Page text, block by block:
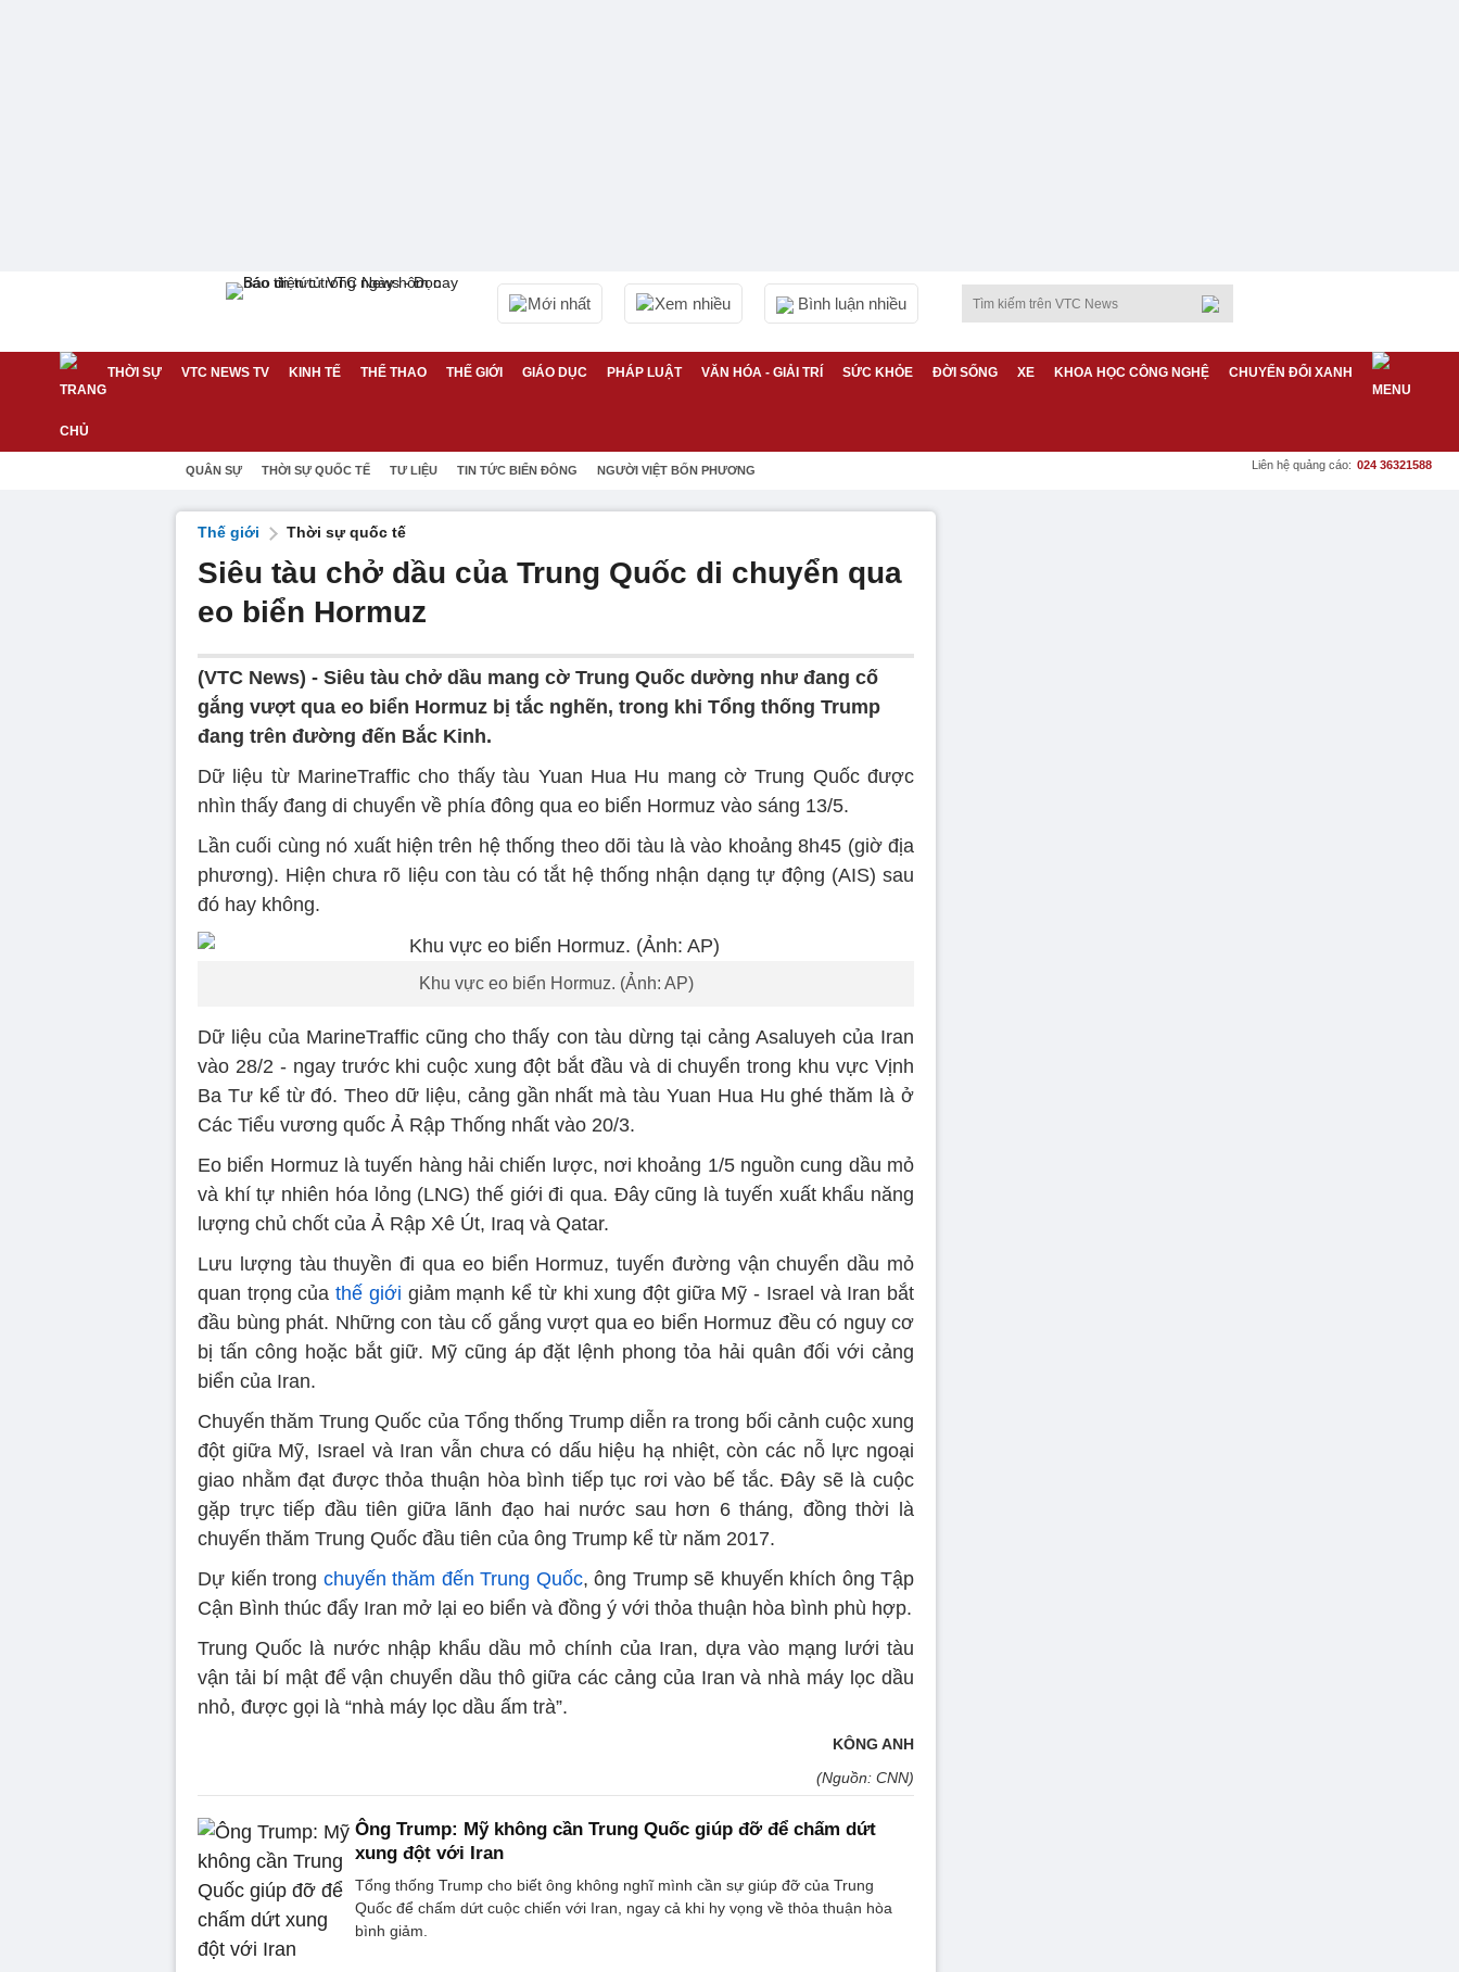
Mới nhất Xem nhiều Bình luận nhiều
THỜI SỰ VTC NEWS TV KINH TẾ THỂ THAO THẾ GIỚI GIÁO DỤC PHÁP LUẬT VĂN HÓA - GIẢI TRÍ SỨC KHỎE ĐỜI SỐNG XE KHOA HỌC CÔNG NGHỆ CHUYỂN ĐỔI XANH
QUÂN SỰ THỜI SỰ QUỐC TẾ TƯ LIỆU TIN TỨC BIỂN ĐÔNG NGƯỜI VIỆT BỐN PHƯƠNG Liên hệ quảng cáo: 024 36321588
Thế giới Thời sự quốc tế
Siêu tàu chở dầu của Trung Quốc di chuyển qua
eo biển Hormuz
(VTC News) - Siêu tàu chở dầu mang cờ Trung Quốc dường như đang cố
gắng vượt qua eo biển Hormuz bị tắc nghẽn, trong khi Tổng thống Trump
đang trên đường đến Bắc Kinh.
Dữ liệu từ MarineTraffic cho thấy tàu Yuan Hua Hu mang cờ Trung Quốc được
nhìn thấy đang di chuyển về phía đông qua eo biển Hormuz vào sáng 13/5.
Lần cuối cùng nó xuất hiện trên hệ thống theo dõi tàu là vào khoảng 8h45 (giờ địa
phương). Hiện chưa rõ liệu con tàu có tắt hệ thống nhận dạng tự động (AIS) sau
đó hay không.
Khu vực eo biển Hormuz. (Ảnh: AP)
Dữ liệu của MarineTraffic cũng cho thấy con tàu dừng tại cảng Asaluyeh của Iran
vào 28/2 - ngay trước khi cuộc xung đột bắt đầu và di chuyển trong khu vực Vịnh
Ba Tư kể từ đó. Theo dữ liệu, cảng gần nhất mà tàu Yuan Hua Hu ghé thăm là ở
Các Tiểu vương quốc Ả Rập Thống nhất vào 20/3.
Eo biển Hormuz là tuyến hàng hải chiến lược, nơi khoảng 1/5 nguồn cung dầu mỏ
và khí tự nhiên hóa lỏng (LNG) thế giới đi qua. Đây cũng là tuyến xuất khẩu năng
lượng chủ chốt của Ả Rập Xê Út, Iraq và Qatar.
Lưu lượng tàu thuyền đi qua eo biển Hormuz, tuyến đường vận chuyển dầu mỏ
quan trọng củathế giới giảm mạnh kể từ khi xung đột giữa Mỹ - Israel và Iran bắt
đầu bùng phát. Những con tàu cố gắng vượt qua eo biển Hormuz đều có nguy cơ
bị tấn công hoặc bắt giữ. Mỹ cũng áp đặt lệnh phong tỏa hải quân đối với cảng
biển của Iran.
Chuyến thăm Trung Quốc của Tổng thống Trump diễn ra trong bối cảnh cuộc xung
đột giữa Mỹ, Israel và Iran vẫn chưa có dấu hiệu hạ nhiệt, còn các nỗ lực ngoại
giao nhằm đạt được thỏa thuận hòa bình tiếp tục rơi vào bế tắc. Đây sẽ là cuộc
gặp trực tiếp đầu tiên giữa lãnh đạo hai nước sau hơn 6 tháng, đồng thời là
chuyến thăm Trung Quốc đầu tiên của ông Trump kể từ năm 2017.
Dự kiến trong chuyến thăm đến Trung Quốc, ​​ông Trump sẽ khuyến khích ông Tập
Cận Bình thúc đẩy Iran mở lại eo biển và đồng ý với thỏa thuận hòa bình phù hợp.
Trung Quốc là nước nhập khẩu dầu mỏ chính của Iran, dựa vào mạng lưới tàu
vận tải bí mật để vận chuyển dầu thô giữa các cảng của Iran và nhà máy lọc dầu
nhỏ, được gọi là “nhà máy lọc dầu ấm trà”.
KÔNG ANH
(Nguồn: CNN)
Ông Trump: Mỹ không cần Trung Quốc giúp đỡ để chấm dứt
xung đột với Iran
Tổng thống Trump cho biết ông không nghĩ mình cần sự giúp đỡ của Trung
Quốc để chấm dứt cuộc chiến với Iran, ngay cả khi hy vọng về thỏa thuận hòa
bình giảm.